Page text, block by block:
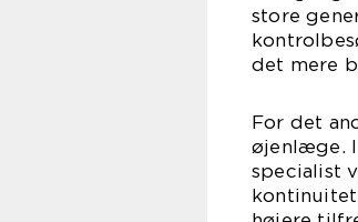
store
det mere
For det
øjenlæge.
specialist